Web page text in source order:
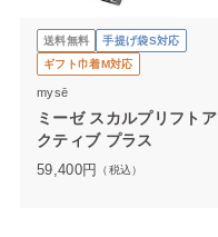
送料無料
手提げ袋S対応
ギフト巾着M対応
mysē
ミーゼ スカルプリフトア
クティブ プラス
59,400円 （税込）